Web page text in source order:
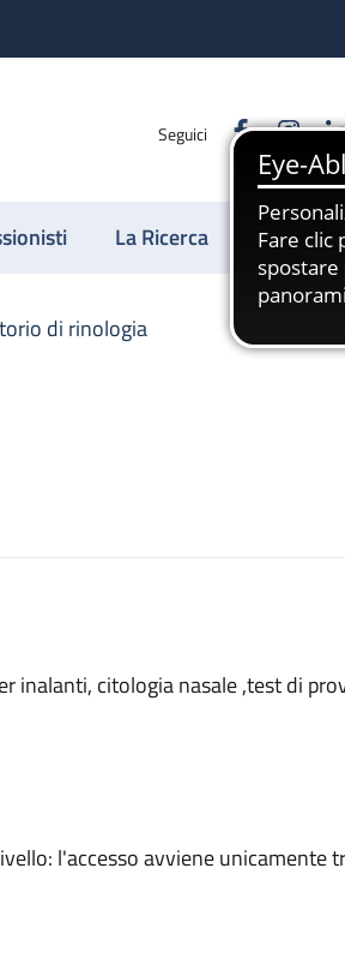
Seguici Facebook
La Ricerca
di rinologia
inalanti, citologia nasale ,test di
l'accesso avviene unicamente